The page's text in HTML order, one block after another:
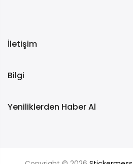
İletişim
Bilgi
Yeniliklerden Haber Al